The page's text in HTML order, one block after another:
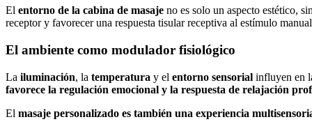
El entorno de la cabina de masaje no es solo un aspecto estético,
receptor y favorecer una respuesta tisular receptiva al estímulo
El ambiente como modulador fisiológico
La iluminación, la temperatura y el entorno sensorial influyen en
favorece la regulación emocional y la respuesta de relajación
El masaje personalizado es también una experiencia